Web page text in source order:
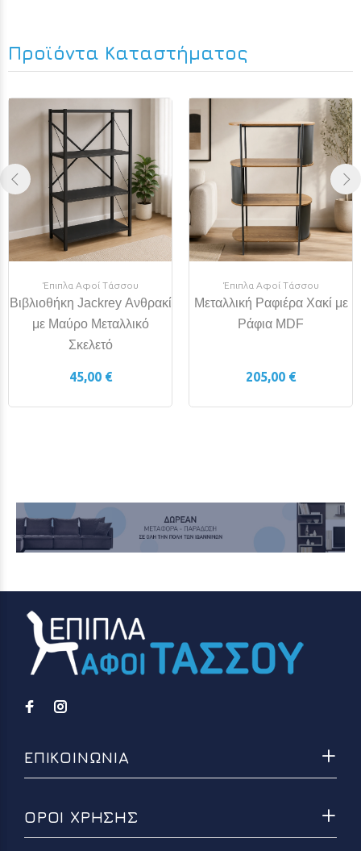
Προϊόντα Καταστήματος
Έπιπλα Αφοί Τάσσου
Βιβλιοθήκη Jackrey Ανθρακί
με Μαύρο Μεταλλικό
Σκελετό
45,00 €
Έπιπλα Αφοί Τάσσου
Μεταλλική Ραφιέρα Χακί με
Ράφια MDF
205,00 €
ΕΠΙΚΟΙΝΩΝΙΑ
ΟΡΟΙ ΧΡΗΣΗΣ